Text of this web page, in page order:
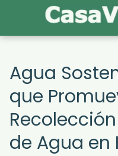
Agua
que
de Agua en